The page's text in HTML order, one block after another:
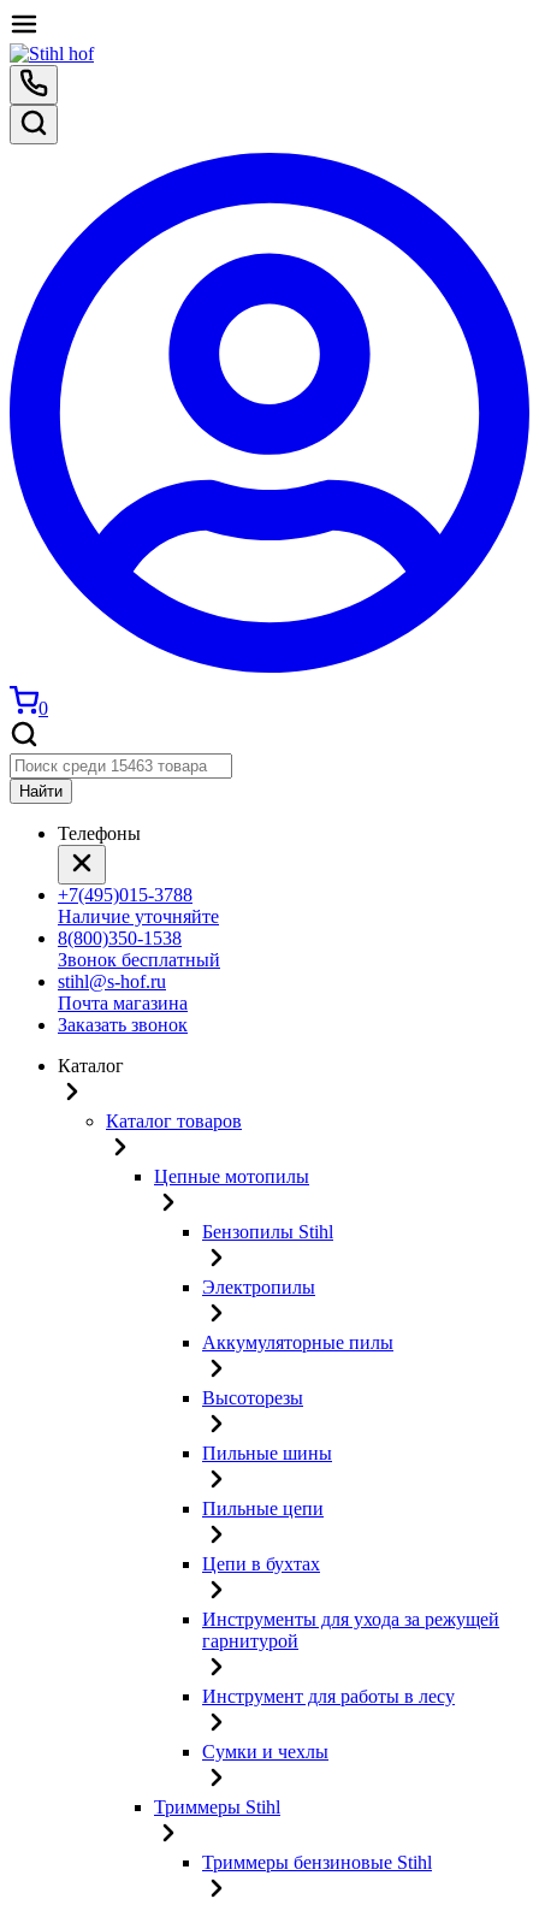
0
Найти
Телефоны
+7(495)015-3788
Наличие уточняйте
8(800)350-1538
Звонок бесплатный
stihl@s-hof.ru
Почта магазина
Заказать звонок
Каталог
Каталог товаров
Цепные мотопилы
Бензопилы Stihl
Электропилы
Аккумуляторные пилы
Высоторезы
Пильные шины
Пильные цепи
Цепи в бухтах
Инструменты для ухода за режущей
гарнитурой
Инструмент для работы в лесу
Сумки и чехлы
Триммеры Stihl
Триммеры бензиновые Stihl